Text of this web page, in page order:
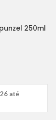
250ml
até